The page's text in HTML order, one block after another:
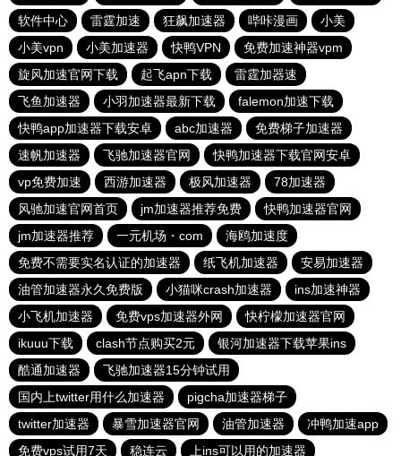
软件中心
雷霆加速 狂飙加速器 哔咔漫画
小美
小美vpn
小美加速器 快鸭VPN
免费加速神器vpm
旋风加速官网下载
起飞apn下载
雷霆加器速
飞鱼加速器
小羽加速器最新下载
falemon加速下载
快鸭app加速器下载安卓
abc加速器
免费梯子加速器
速帆加速器
飞驰加速器官网
快鸭加速器下载官网安卓
vp免费加速
西游加速器 极风加速器
78加速器
风驰加速官网首页
jm加速器推荐免费
快鸭加速器官网
jm加速器推荐
一元机场・com
海鸥加速度
免费不需要实名认证的加速器
纸飞机加速器
安易加速器
油管加速器永久免费版
小猫咪crash加速器
ins加速神器
小飞机加速器
免费vps加速器外网
快柠檬加速器官网
ikuuu下载
clash节点购买2元
银河加速器下载苹果ins
酷通加速器
飞驰加速器15分钟试用
国内上twitter用什么加速器
pigcha加速器梯子
twitter加速器
暴雪加速器官网 油管加速器
冲鸭加速app
免费vps试用7天
稳连云 上ins可以用的加速器